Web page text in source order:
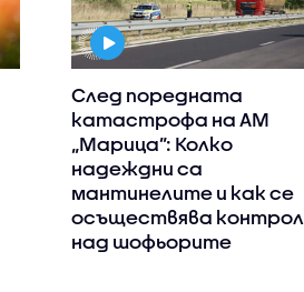
След поредната
катастрофа на АМ
„Марица”: Колко
надеждни са
мантинелите и как се
осъществява контрол
над шофьорите